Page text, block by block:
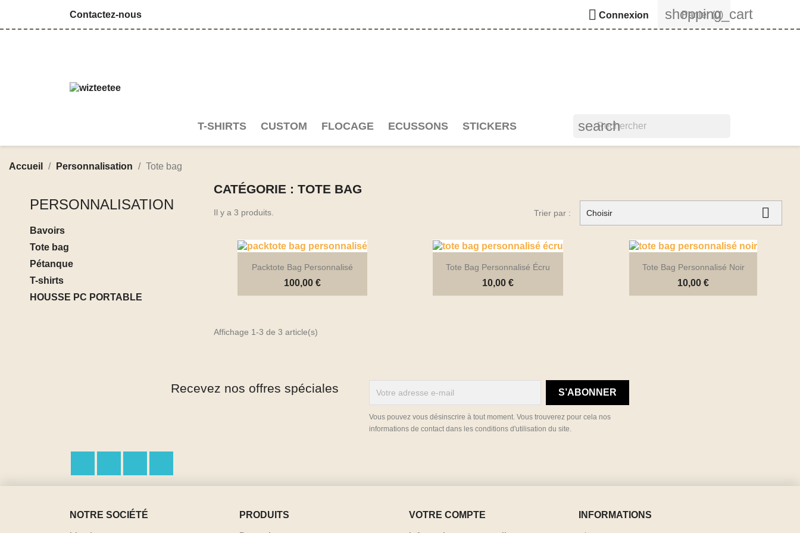
Contactez-nous  Connexion shopping_cart
Panier (0)
T-SHIRTS CUSTOM FLOCAGE ECUSSONS STICKERS search
Accueil Personnalisation Tote bag
PERSONNALISATION
Bavoirs
Tote bag
Pétanque
T-shirts
HOUSSE PC PORTABLE
CATÉGORIE : TOTE BAG
Il y a 3 produits. Trier par : Choisir 
Packtote Bag Personnalisé
100,00 €
Tote Bag Personnalisé Écru
10,00 €
Tote Bag Personnalisé Noir
10,00 €
Affichage 1-3 de 3 article(s)
Recevez nos offres spéciales
Vous pouvez vous désinscrire à tout moment. Vous trouverez pour cela nos
informations de contact dans les conditions d'utilisation du site.
NOTRE SOCIÉTÉ PRODUITS VOTRE COMPTE INFORMATIONS